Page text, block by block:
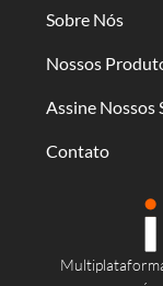
Sobre Nós
Nossos
Assine Nossos
Contato